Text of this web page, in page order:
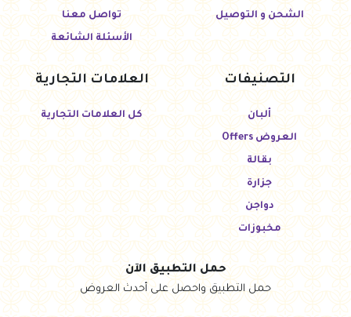
الشحن و التوصيل تواصل معنا
الأسئلة الشائعة
التصنيفات
ألبان
العروض Offers
بقالة
جزارة
دواجن
مخبوزات
العلامات التجارية
كل العلامات التجارية
حمل التطبيق الآن
حمل التطبيق واحصل على أحدث العروض